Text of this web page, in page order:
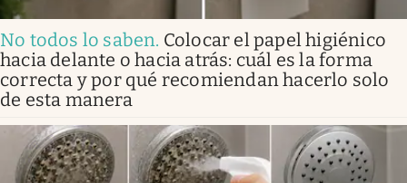
No todos lo saben. Colocar el papel higiénico
hacia delante o hacia atrás: cuál es la forma
correcta y por qué recomiendan hacerlo solo
de esta manera